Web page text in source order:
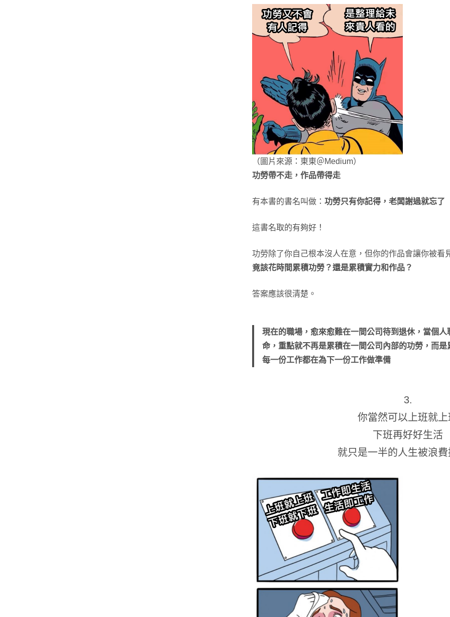
（圖片來源：東東＠Medium）
功勞帶不走，作品帶得走
有本書的書名叫做： 功勞只有你記得，老闆謝過就忘了
這書名取的有夠好！
功勞除了你自己根本沒人在意，但你的作品會讓你被看
竟該花時間累積功勞？還是累積實力和作品？
答案應該很清楚。
現在的職場，愈來愈難在一間公司待到退休，當個
命，重點就不再是累積在一間公司內部的功勞，而
每一份工作都在為下一份工作做準備
3.
你當然可以上班就上
下班再好好生活
就只是一半的人生被浪